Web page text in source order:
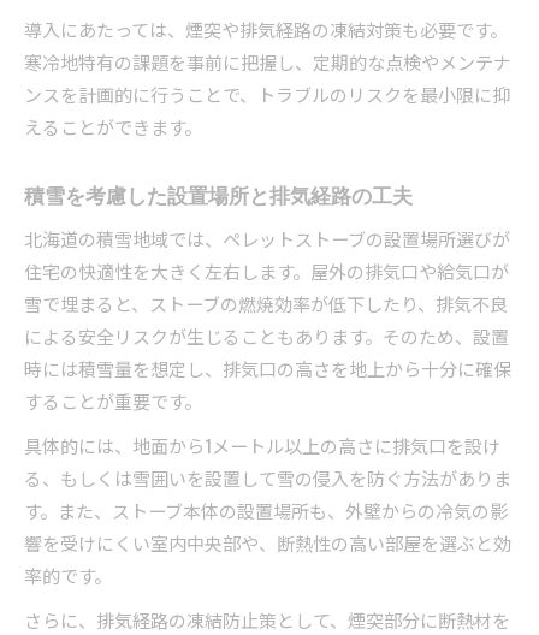
導入にあたっては、煙突や排気経路の凍結対策も必要です。
寒冷地特有の課題を事前に把握し、定期的な点検やメンテナ
ンスを計画的に行うことで、トラブルのリスクを最小限に抑
えることができます。
積雪を考慮した設置場所と排気経路の工夫
北海道の積雪地域では、ペレットストーブの設置場所選びが
住宅の快適性を大きく左右します。屋外の排気口や給気口が
雪で埋まると、ストーブの燃焼効率が低下したり、排気不良
による安全リスクが生じることもあります。そのため、設置
時には積雪量を想定し、排気口の高さを地上から十分に確保
することが重要です。
具体的には、地面から1メートル以上の高さに排気口を設け
る、もしくは雪囲いを設置して雪の侵入を防ぐ方法がありま
す。また、ストーブ本体の設置場所も、外壁からの冷気の影
響を受けにくい室内中央部や、断熱性の高い部屋を選ぶと効
率的です。
さらに、排気経路の凍結防止策として、煙突部分に断熱材を